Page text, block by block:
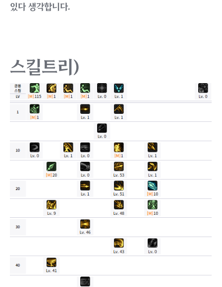
있다 생각합니다.
스킬트리)